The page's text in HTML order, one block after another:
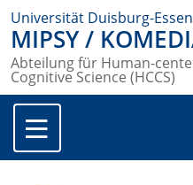
Universität Duisburg-Essen
MIPSY /
Abteilung für Human-
Cognitive Science (HCCS)